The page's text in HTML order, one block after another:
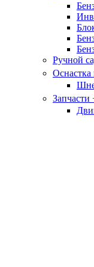
Ручной
Запчасти